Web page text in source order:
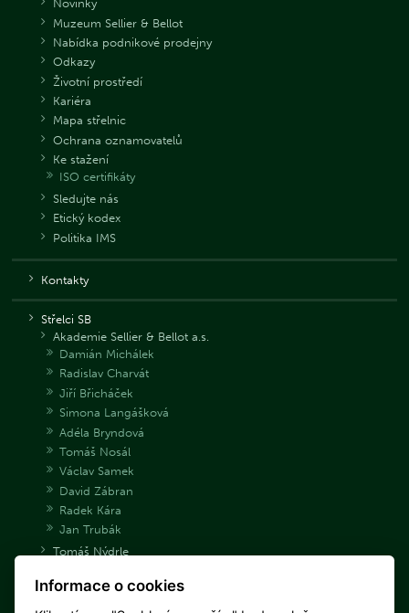
Novinky
Muzeum Sellier & Bellot
Nabídka podnikové prodejny
Odkazy
Životní prostředí
Kariéra
Mapa střelnic
Ochrana oznamovatelů
Ke stažení
ISO certifikáty
Sledujte nás
Etický kodex
Politika IMS
Kontakty
Střelci SB
Akademie Sellier & Bellot a.s.
Damián Michálek
Radislav Charvát
Jiří Břicháček
Simona Langášková
Adéla Bryndová
Tomáš Nosál
Václav Samek
David Zábran
Radek Kára
Jan Trubák
Tomáš Nýdrle
Archiv střelců
Danka Barteková
Informace o cookies